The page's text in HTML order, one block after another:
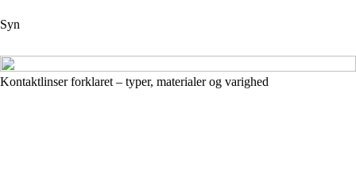
Syn
Kontaktlinser forklaret – typer, materialer og varighed